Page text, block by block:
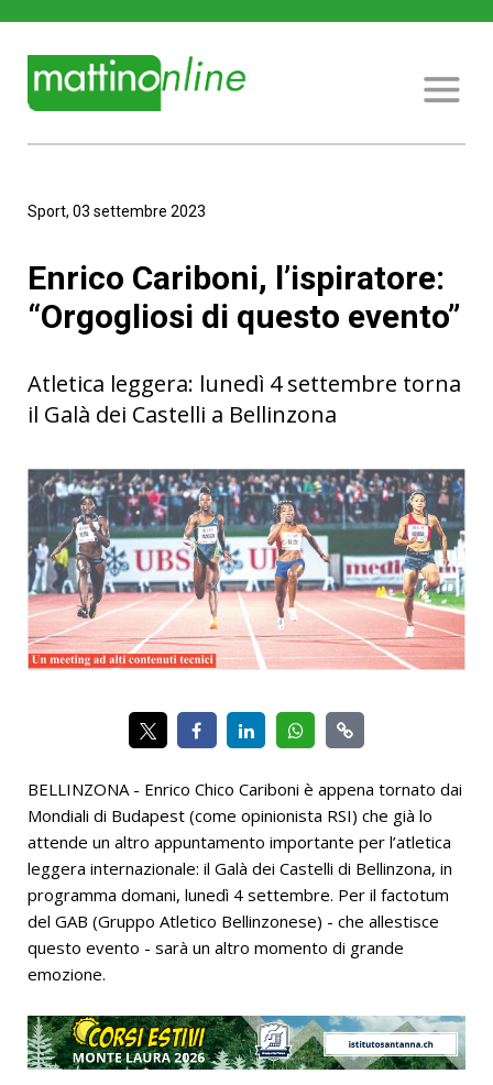
Sport, 03 settembre 2023
Enrico Cariboni, l’ispiratore:
“Orgogliosi di questo evento”
Atletica leggera: lunedì 4 settembre torna
il Galà dei Castelli a Bellinzona
BELLINZONA - Enrico Chico Cariboni è appena tornato dai
Mondiali di Budapest (come opinionista RSI) che già lo
attende un altro appuntamento importante per l’atletica
leggera internazionale: il Galà dei Castelli di Bellinzona, in
programma domani, lunedì 4 settembre. Per il factotum
del GAB (Gruppo Atletico Bellinzonese) - che allestisce
questo evento - sarà un altro momento di grande
emozione.